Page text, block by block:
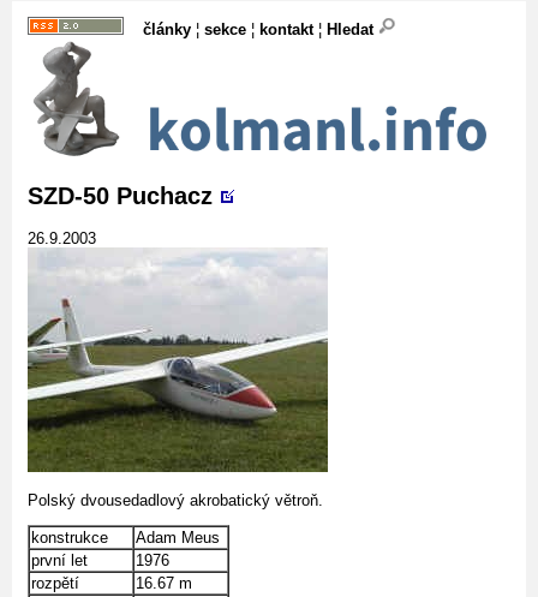
články ¦ sekce ¦ kontakt¦ Hledat
SZD-50 Puchacz
26.9.2003
Polský dvousedadlový akrobatický větroň.
konstrukce
Adam Meus
první let
1976
rozpětí
16.67 m